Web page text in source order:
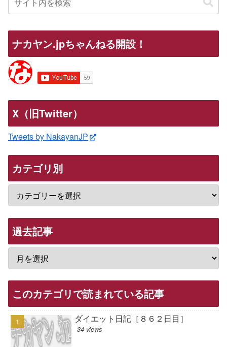
ナカヤン.jpちゃんねる開設！
X（旧Twitter）
Tweets by NakayanJP
カテゴリ別
過去記事
このカテゴリで読まれている記事
ダイエット日記［８６２日目］
34 views